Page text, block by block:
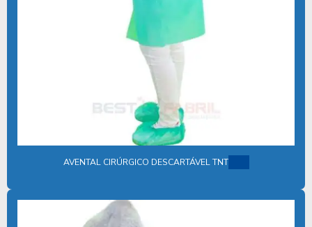
FORNECEDOR DE AVENTAL DESCARTAVEL
FORNECEDOR DE KIT CIRÚRGICO ESTÉRIL
FORNECEDOR KIT ODONTOLÓGICO
FORNECEDOR PROPÉ DESCARTÁVEL
FORNECEDOR SAPATILHA DESCARTÁVEL
FORNECEDORES DE AVENTAIS DESCARTAVEIS EM SP
FORNECEDORES DE AVENTAL HOSPITALAR DESCARTÁVEL
AVENTAL CIRÚRGICO DESCARTÁVEL TNT